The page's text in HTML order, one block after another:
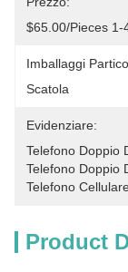
$65.00/pieces 1-
Imballaggi
Scatola
Evidenziare:
Telefono Doppio
Telefono Doppio
Telefono
Product